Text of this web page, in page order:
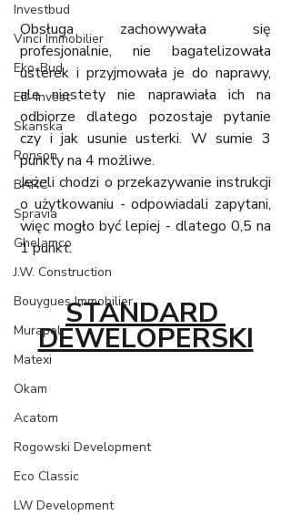
Investbud
Vinci Immobilier
Eko-Bud
ED-Invest
Skanska
Ronson
BARC
Spravia
Ghelamco
J.W. Construction
Bouygues Immobilier
Murapol
Matexi
Okam
Acatom
Rogowski Development
Eco Classic
LW Development
Obsługa zachowywała się
profesjonalnie, nie bagatelizowała
usterek i przyjmowała je do naprawy,
ale niestety nie naprawiała ich na
odbiorze dlatego pozostaje pytanie
czy i jak usunie usterki. W sumie 3
punkty na 4 możliwe.
Jeżeli chodzi o przekazywanie instrukcji
o użytkowaniu - odpowiadali zapytani,
więc mogło być lepiej - dlatego 0,5 na
1 punkt.
STANDARD
DEWELOPERSKI